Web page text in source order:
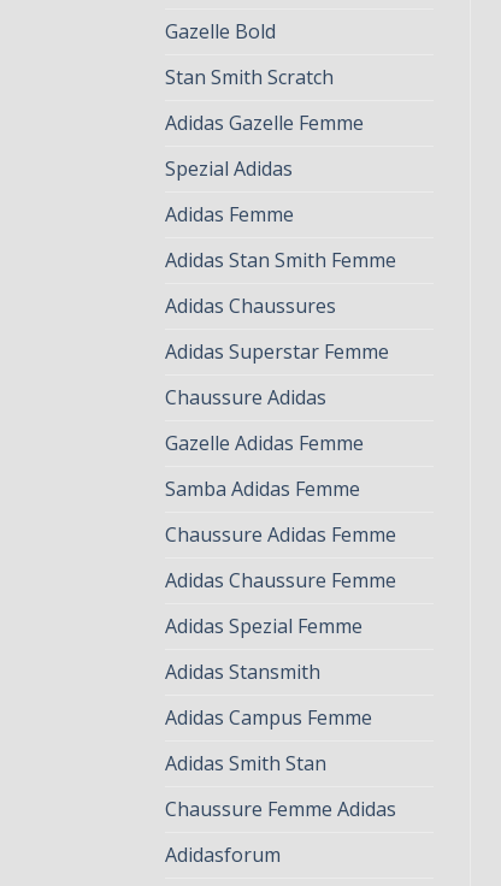
Gazelle Bold
Stan Smith Scratch
Adidas Gazelle Femme
Spezial Adidas
Adidas Femme
Adidas Stan Smith Femme
Adidas Chaussures
Adidas Superstar Femme
Chaussure Adidas
Gazelle Adidas Femme
Samba Adidas Femme
Chaussure Adidas Femme
Adidas Chaussure Femme
Adidas Spezial Femme
Adidas Stansmith
Adidas Campus Femme
Adidas Smith Stan
Chaussure Femme Adidas
Adidasforum